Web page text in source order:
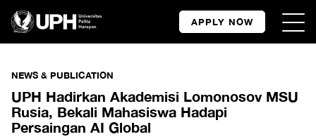
APPLY NOW
NEWS & PUBLICATION
UPH Hadirkan Akademisi Lomonosov MSU
Rusia, Bekali Mahasiswa Hadapi
Persaingan AI Global